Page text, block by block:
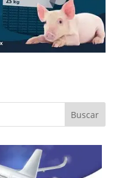
Buscar